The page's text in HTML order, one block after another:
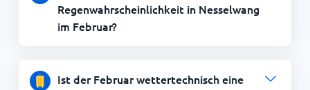
Regenwahrscheinlichkeit in Nesselwang
im Februar?
Ist der Februar wettertechnisch eine